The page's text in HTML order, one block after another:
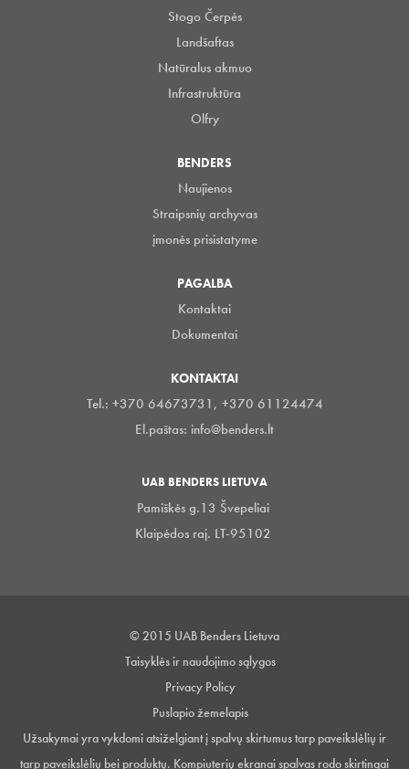
Stogo Čerpės
Landšaftas
Natūralus akmuo
Infrastruktūra
Olfry
BENDERS
Naujienos
Straipsnių archyvas
įmonės prisistatyme
PAGALBA
Kontaktai
Dokumentai
KONTAKTAI
Tel.: +370 64673731, +370 61124474
El.paštas: info@benders.lt
UAB BENDERS LIETUVA
Pamiškės g.13 Švepeliai
Klaipėdos raj. LT-95102
© 2015 UAB Benders Lietuva
Taisyklės ir naudojimo sąlygos
Privacy Policy
Puslapio žemelapis
Užsakymai yra vykdomi atsiželgiant į spalvų skirtumus tarp paveikslėlių ir
tarp paveikslėlių bei produktų. Kompiuterių ekranai spalvas rodo skirtingai